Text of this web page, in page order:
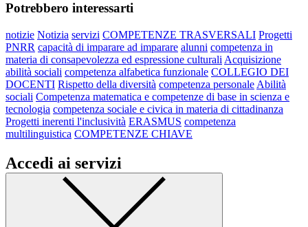
Potrebbero interessarti
notizie Notizia servizi COMPETENZE TRASVERSALI Progetti
PNRR capacità di imparare ad imparare alunni competenza in
materia di consapevolezza ed espressione culturali Acquisizione
abilità sociali competenza alfabetica funzionale COLLEGIO DEI
DOCENTI Rispetto della diversità competenza personale Abilità
sociali Competenza matematica e competenze di base in scienza e
tecnologia competenza sociale e civica in materia di cittadinanza
Progetti inerenti l'inclusività ERASMUS competenza
multilinguistica COMPETENZE CHIAVE
Accedi ai servizi